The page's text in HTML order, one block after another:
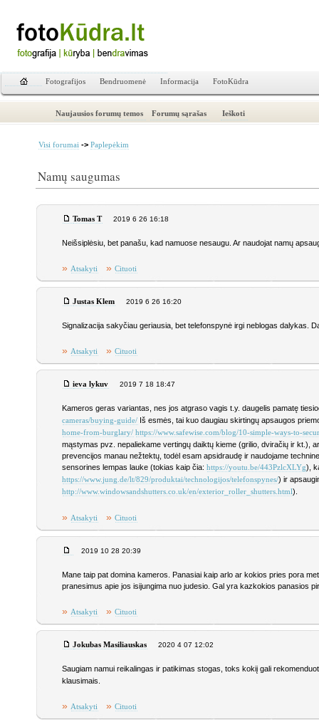
Fotografijos Bendruomenė Informacija FotoKūdra
Naujausios forumų temos Forumų sąrašas Ieškoti
Visi forumai -> Paplepėkim
Namų saugumas
Tomas T 2019 6 26 16:18
Neišsiplėsiu, bet panašu, kad namuose nesaugu. Ar naudojat namų
» Atsakyti » Cituoti
Justas Klem 2019 6 26 16:20
Signalizacija sakyčiau geriausia, bet telefonspynė irgi neblogas dalykas.
» Atsakyti » Cituoti
ieva lykuv 2019 7 18 18:47
Kameros geras variantas, nes jos atgraso vagis t.y. daugelis pamatę
cameras/buying-guide/ Iš esmės, tai kuo daugiau skirtingų apsaugos
home-from-burglary/ https://www.safewise.com/blog/10-simple-ways-to-
mąstymas pvz. nepaliekame vertingų daiktų kieme (grilio, dviračių ir kt.),
prevencijos manau nežtektų, todėl esam apsidraudę ir naudojame
sensorines lempas lauke (tokias kaip čia:https://youtu.be/443PzlcXLYg),
https://www.jung.de/lt/829/produktai/technologijos/telefonspynes/) ir
http://www.windowsandshutters.co.uk/en/exterior_roller_shutters.html).
» Atsakyti » Cituoti
2019 10 28 20:39
Mane taip pat domina kameros. Panasiai kaip arlo ar kokios pries pora
pranesimus apie jos isijungima nuo judesio. Gal yra kazkokios panasios
» Atsakyti » Cituoti
Jokubas Masiliauskas 2020 4 07 12:02
Saugiam namui reikalingas ir patikimas stogas, toks kokiį gali
klausimais.
» Atsakyti » Cituoti